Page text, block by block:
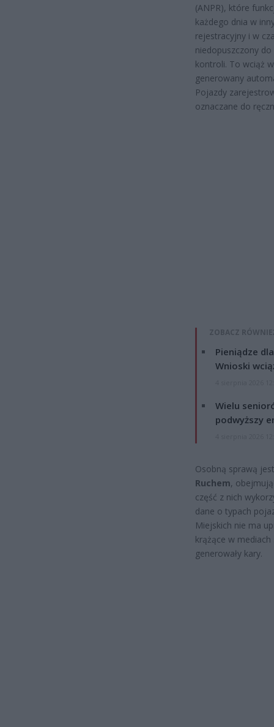
(ANPR), które
każdego dnia w
rejestracyjny i w
niedopuszczony
kontroli. To wciąż
generowany
Pojazdy
oznaczane do
ZOBACZ
Pieniądze
Wnioski
Wielu
podwyższy
Osobną sprawą
Ruchem,
część z nich
dane o typach
Miejskich nie ma
krążące w
generowały kary.